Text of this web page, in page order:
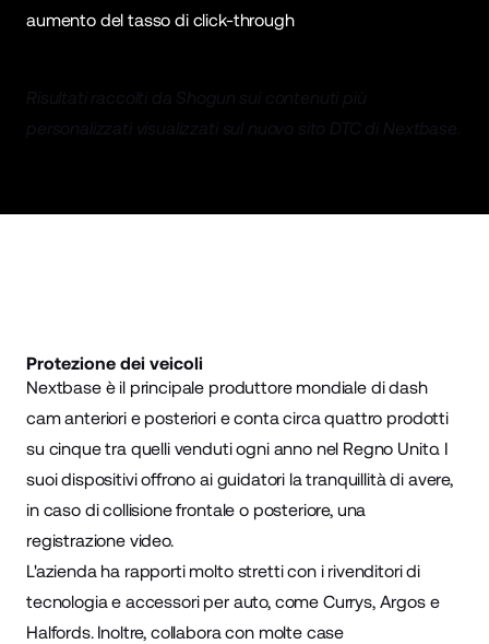
aumento del tasso di click-through
Risultati raccolti da Shogun sui contenuti più
personalizzati visualizzati sul nuovo sito DTC di Nextbase.
Protezione dei veicoli
Nextbaseè il principale produttore mondiale di dash
cam anteriori e posteriori e conta circa quattro prodotti
su cinque tra quelli venduti ogni anno nel Regno Unito. I
suoi dispositivi offrono ai guidatori la tranquillità di avere,
in caso di collisione frontale o posteriore, una
registrazione video.
L'azienda ha rapporti molto stretti con i rivenditori di
tecnologia e accessori per auto, come Currys, Argos e
Halfords. Inoltre, collabora con molte case